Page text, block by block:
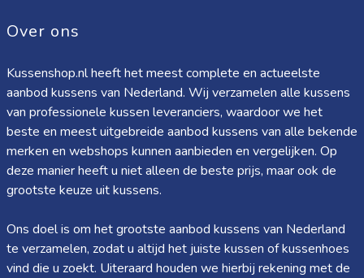
Over ons
Kussenshop.nl heeft het meest complete en actueelste
aanbod kussens van Nederland. Wij verzamelen alle kussens
van professionele kussen leveranciers, waardoor we het
beste en meest uitgebreide aanbod kussens van alle bekende
merken en webshops kunnen aanbieden en vergelijken. Op
deze manier heeft u niet alleen de beste prijs, maar ook de
grootste keuze uit kussens.
Ons doel is om het grootste aanbod kussens van Nederland
te verzamelen, zodat u altijd het juiste kussen of kussenhoes
vind die u zoekt. Uiteraard houden we hierbij rekening met de